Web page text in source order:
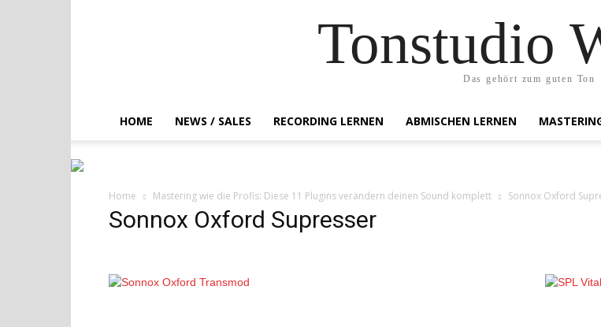
Tonstudio
Das gehört zum guten Ton
HOME NEWS / SALES RECORDING LERNEN ABMISCHEN LERNEN
Home Mastering wie die Profis: Diese 11 Plugins verändern deinen Sound komplett Sonnox Oxford
Sonnox Oxford Supresser